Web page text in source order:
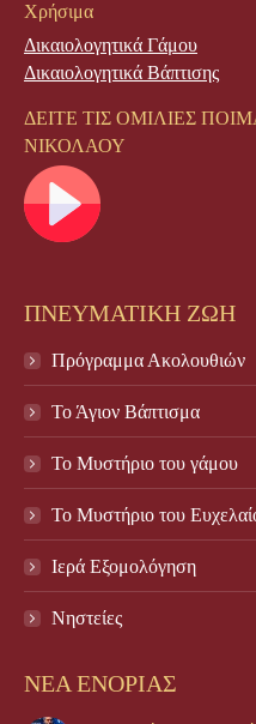
Χρήσιμα
Δικαιολογητικά Γάμου
Δικαιολογητικά Βάπτισης
ΔΕΙΤΕ ΤΙΣ ΟΜΙΛΙΕΣ
ΝΙΚΟΛΑΟΥ
ΠΝΕΥΜΑΤΙΚΗ ΖΩΗ
Πρόγραμμα Ακολουθιών
Το Άγιον Βάπτισμα
Το Μυστήριο του γάμου
Το Mυστήριο του
Ιερά Εξομολόγηση
Νηστείες
ΝΕΑ ΕΝΟΡΙΑΣ